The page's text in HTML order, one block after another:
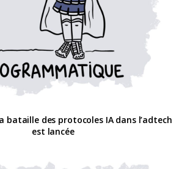
bataille des protocoles IA dans l’adtech
est lancée